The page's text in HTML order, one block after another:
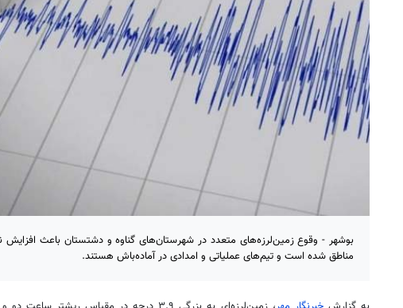
بوشهر - وقوع زمین‌لرزه‌های متعدد در شهرستان‌های گناوه و دشتستان باعث افزایش
مناطق شده است و تیم‌های عملیاتی و امدادی در آماده‌باش هستند.